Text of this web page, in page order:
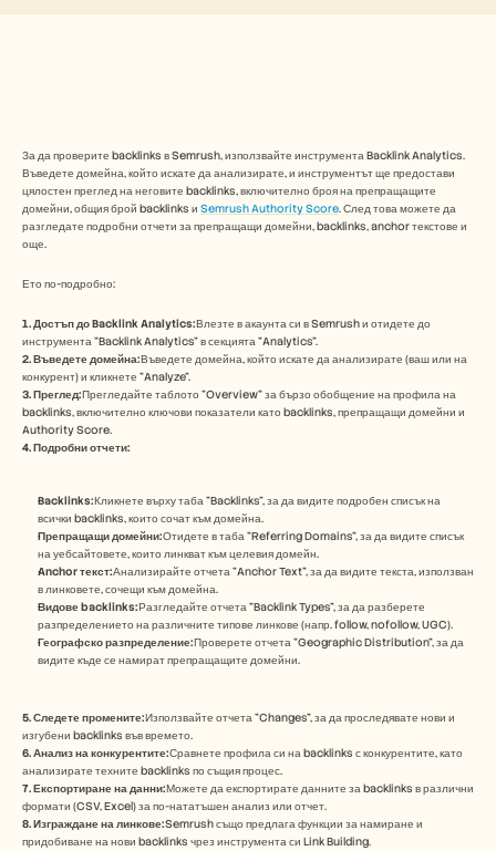
За да проверите backlinks в Semrush, използвайте инструмента Backlink Analytics.
Въведете домейна, който искате да анализирате, и инструментът ще предостави
цялостен преглед на неговите backlinks, включително броя на препращащите
домейни, общия брой backlinks и Semrush Authority Score. След това можете да
разгледате подробни отчети за препращащи домейни, backlinks, anchor текстове и
още.
Ето по-подробно:
1. Достъп до Backlink Analytics:Влезте в акаунта си в Semrush и отидете до
инструмента "Backlink Analytics" в секцията "Analytics".
2. Въведете домейна:Въведете домейна, който искате да анализирате (ваш или на
конкурент) и кликнете "Analyze".
3. Преглед:Прегледайте таблото "Overview" за бързо обобщение на профила на
backlinks, включително ключови показатели като backlinks, препращащи домейни и
Authority Score.
4. Подробни отчети:
Backlinks:Кликнете върху таба "Backlinks", за да видите подробен списък на
всички backlinks, които сочат към домейна.
Препращащи домейни:Отидете в таба "Referring Domains", за да видите списък
на уебсайтовете, които линкват към целевия домейн.
Anchor текст:Анализирайте отчета "Anchor Text", за да видите текста, използван
в линковете, сочещи към домейна.
Видове backlinks:Разгледайте отчета "Backlink Types", за да разберете
разпределението на различните типове линкове (напр. follow, nofollow, UGC).
Географско разпределение:Проверете отчета "Geographic Distribution", за да
видите къде се намират препращащите домейни.
5. Следете промените:Използвайте отчета "Changes", за да проследявате нови и
изгубени backlinks във времето.
6. Анализ на конкурентите:Сравнете профила си на backlinks с конкурентите, като
анализирате техните backlinks по същия процес.
7. Експортиране на данни:Можете да експортирате данните за backlinks в различни
формати (CSV, Excel) за по-нататъшен анализ или отчет.
8. Изграждане на линкове:Semrush също предлага функции за намиране и
придобиване на нови backlinks чрез инструмента си Link Building.
Истории на клиенти
Център за помощ
Кариери
Подготовка за продажби
Предпродажби
Маркетинг на продукта
Успех на клиента
Обучение
Запазете демо
Започнете безплатен пробен период